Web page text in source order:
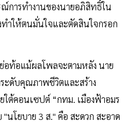
การทำงานของนายอภิสิทธิ์ใน
ทำให้ตนมั่นใจและตัดสินใจกรอก
อท้อแม้ผลโพลจะตามหลัง นาย
ะดับคุณภาพชีวิตและสร้าง
ต้คอนเซปต์ “กทม. เมืองฟ้าอมร
นโยบาย 3 ส." คือ สะดวก สะอาด